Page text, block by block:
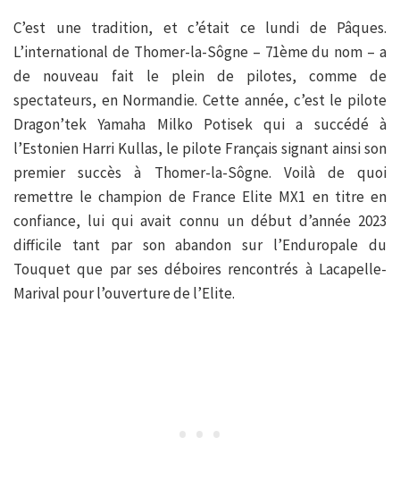
C’est une tradition, et c’était ce lundi de Pâques.
L’international de Thomer-la-Sôgne – 71ème du nom – a
de nouveau fait le plein de pilotes, comme de
spectateurs, en Normandie. Cette année, c’est le pilote
Dragon’tek Yamaha Milko Potisek qui a succédé à
l’Estonien Harri Kullas, le pilote Français signant ainsi son
premier succès à Thomer-la-Sôgne. Voilà de quoi
remettre le champion de France Elite MX1 en titre en
confiance, lui qui avait connu un début d’année 2023
difficile tant par son abandon sur l’Enduropale du
Touquet que par ses déboires rencontrés à Lacapelle-
Marival pour l’ouverture de l’Elite.